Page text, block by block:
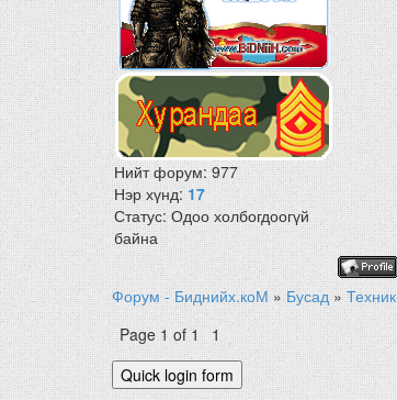
Нийт форум:977
Нэр хүнд:17
Статус:Одоо холбогдоогүй
байна
Форум - Биднийх.коМ » Бусад »
Page1of1
1